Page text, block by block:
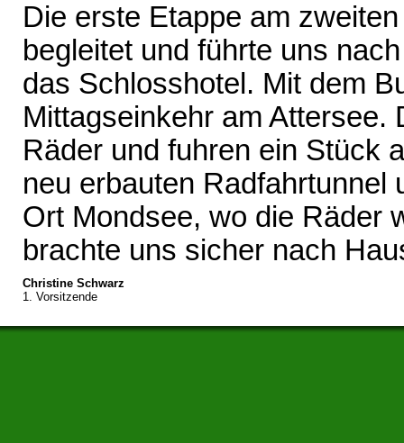
Die erste Etappe am
begleitet und führte uns
das Schlosshotel. Mit dem
Mittagseinkehr am Attersee.
Räder und fuhren ein Stück
neu erbauten Radfahrtunnel
Ort Mondsee, wo die Räder
brachte uns sicher nach
Christine Schwarz
1. Vorsitzende